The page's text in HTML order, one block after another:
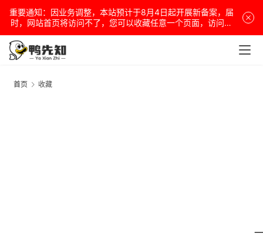
重要通知：因业务调整，本站预计于8月4日起开展新备案，届
时，网站首页将访问不了，您可以收藏任意一个页面，访问网
站！
首页 收藏
一